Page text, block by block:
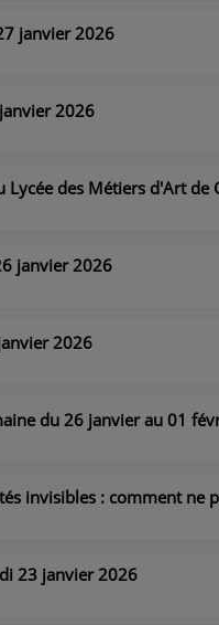
janvier 2026
2026
Lycée des Métiers d'Art
janvier 2026
2026
du 26 janvier au 01
invisibles : comment ne
23 janvier 2026